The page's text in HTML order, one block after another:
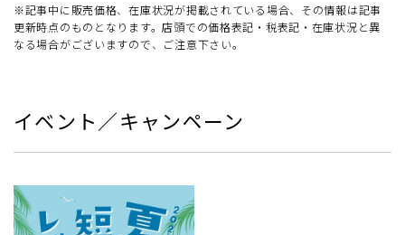
※記事中に販売価格、在庫状況が掲載されている場合、その情報は記事
更新時点のものとなります。店頭での価格表記・税表記・在庫状況と異
なる場合がございますので、ご注意下さい。
イベント／キャンペーン